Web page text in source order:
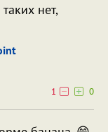
нет,
1
0